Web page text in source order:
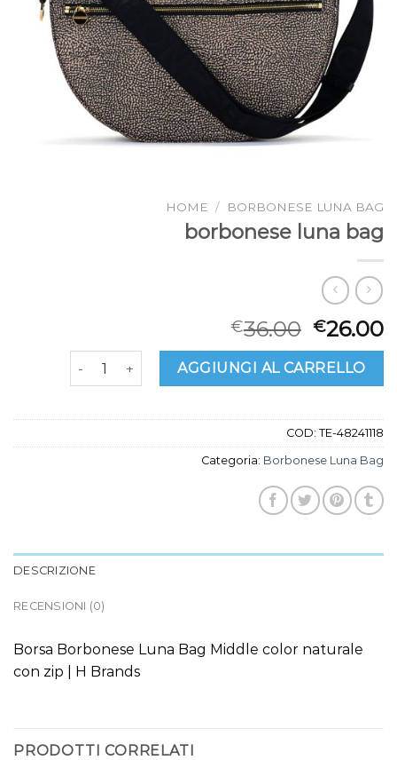
HOME / BORBONESE LUNA BAG
borbonese luna bag
€36.00 €26.00
borbonese luna bag quantitàAGGIUNGI AL CARRELLO
COD: TE-48241118
Categoria: Borbonese Luna Bag
DESCRIZIONE
RECENSIONI (0)
Borsa Borbonese Luna Bag Middle color naturale
con zip | H Brands
PRODOTTI CORRELATI